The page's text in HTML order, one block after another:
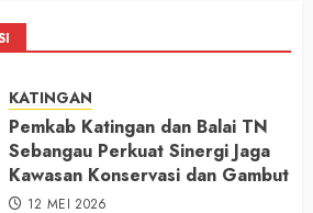
KATINGAN
Pemkab Katingan dan Balai TN
Sebangau Perkuat Sinergi Jaga
Kawasan Konservasi dan Gambut
12 MEI 2026